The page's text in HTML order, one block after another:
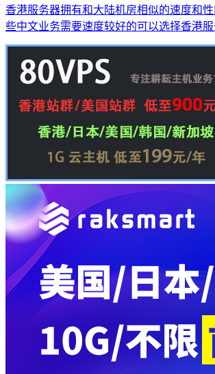
香港服务器拥有和大陆机房相似的速度和
些中文业务需要速度较好的可以选择香港服